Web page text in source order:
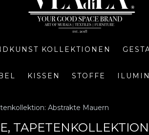
KOLLEKTIONEN
KISSEN STOFFE
Abstrakte Mauern